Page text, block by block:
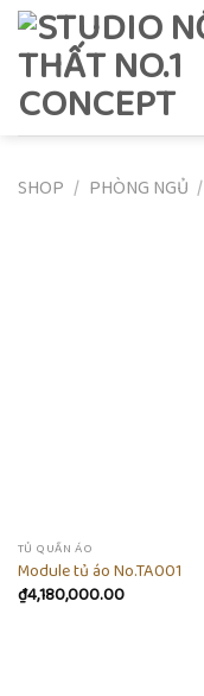
Skip
content
SHOP / PHÒNG NGỦ /
TỦ QUẦN ÁO
Module tủ áo No.TA001
₫4,180,000.00